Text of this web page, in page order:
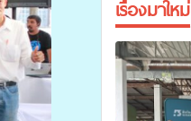
เรื่องมาใหม่